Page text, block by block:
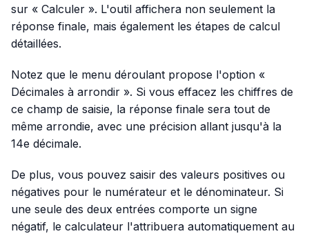
sur « Calculer ». L'outil affichera non seulement la
réponse finale, mais également les étapes de calcul
détaillées.
Notez que le menu déroulant propose l'option «
Décimales à arrondir ». Si vous effacez les chiffres de
ce champ de saisie, la réponse finale sera tout de
même arrondie, avec une précision allant jusqu'à la
14e décimale.
De plus, vous pouvez saisir des valeurs positives ou
négatives pour le numérateur et le dénominateur. Si
une seule des deux entrées comporte un signe
négatif, le calculateur l'attribuera automatiquement au